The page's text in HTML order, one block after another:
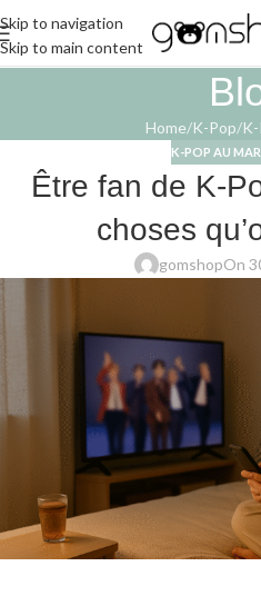
Skip to navigation
Skip to main content
Home K-Pop K-
K-POP AU
Être fan de K-
choses
gomshopOn